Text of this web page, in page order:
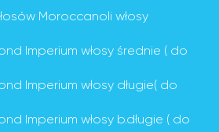
Moroccanoli włosy
Imperium włosy średnie ( do
Imperium włosy długie( do
Imperium włosy b.długie ( do